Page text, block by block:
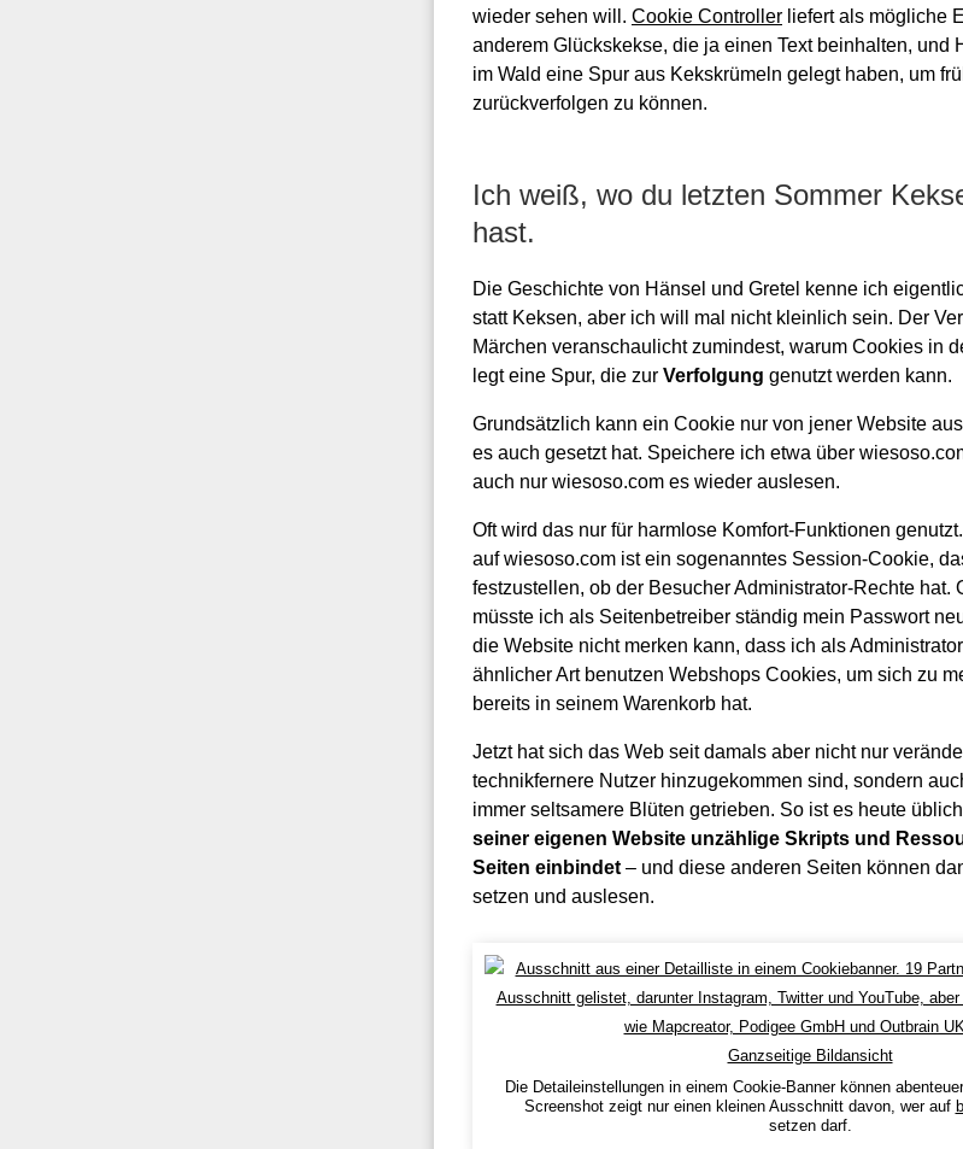
wieder sehen will. Cookie Controller liefert als mögliche
anderem Glückskekse, die ja einen Text beinhalten, und
im Wald eine Spur aus Kekskrümeln gelegt haben, um
zurückverfolgen zu können.
Ich weiß, wo du letzten Sommer
hast.
Die Geschichte von Hänsel und Gretel kenne ich
statt Keksen, aber ich will mal nicht kleinlich sein. Der
Märchen veranschaulicht zumindest, warum Cookies in
legt eine Spur, die zur Verfolgung genutzt werden kann.
Grundsätzlich kann ein Cookie nur von jener Website
es auch gesetzt hat. Speichere ich etwa über
auch nur wiesoso.com es wieder auslesen.
Oft wird das nur für harmlose Komfort-Funktionen
auf wiesoso.com ist ein sogenanntes Session-Cookie,
festzustellen, ob der Besucher Administrator-Rechte hat.
müsste ich als Seitenbetreiber ständig mein Passwort
die Website nicht merken kann, dass ich als
ähnlicher Art benutzen Webshops Cookies, um sich zu
bereits in seinem Warenkorb hat.
Jetzt hat sich das Web seit damals aber nicht nur
technikfernere Nutzer hinzugekommen sind, sondern
immer seltsamere Blüten getrieben. So ist es heute
seiner eigenen Website unzählige Skripts und
Seiten einbindet – und diese anderen Seiten können
setzen und auslesen.
Die Detaileinstellungen in einem Cookie-Banner können
Screenshot zeigt nur einen kleinen Ausschnitt davon, wer auf
setzen darf.